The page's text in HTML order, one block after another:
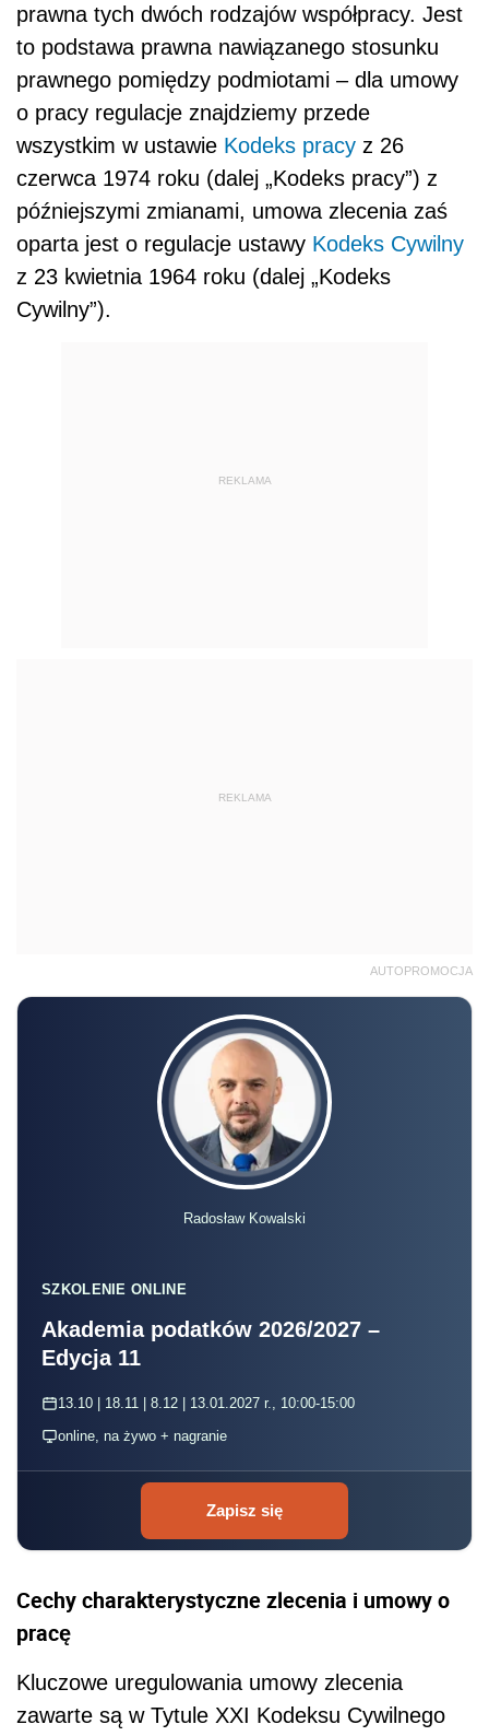
prawna tych dwóch rodzajów współpracy. Jest
to podstawa prawna nawiązanego stosunku
prawnego pomiędzy podmiotami – dla umowy
o pracy regulacje znajdziemy przede
wszystkim w ustawie Kodeks pracy z 26
czerwca 1974 roku (dalej „Kodeks pracy”) z
późniejszymi zmianami, umowa zlecenia zaś
oparta jest o regulacje ustawy Kodeks Cywilny
z 23 kwietnia 1964 roku (dalej „Kodeks
Cywilny”).
REKLAMA
REKLAMA
AUTOPROMOCJA
Radosław Kowalski
SZKOLENIE ONLINE
Akademia podatków 2026/2027 –
Edycja 11
13.10 | 18.11 | 8.12 | 13.01.2027 r., 10:00-15:00
online, na żywo + nagranie
Zapisz się
Cechy charakterystyczne zlecenia i umowy o
pracę
Kluczowe uregulowania umowy zlecenia
zawarte są w Tytule XXI Kodeksu Cywilnego